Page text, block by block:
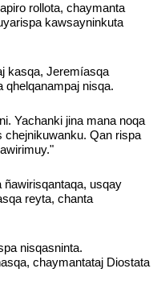
rollota, chaymanta
kawsayninkuta
kasqa, Jeremíasqa
qhelqanampaj nisqa.
Yachanki jina mana noqa
Qan rispa
usqay
reyta, chanta
nisqasninta.
chaymantataj Diostata